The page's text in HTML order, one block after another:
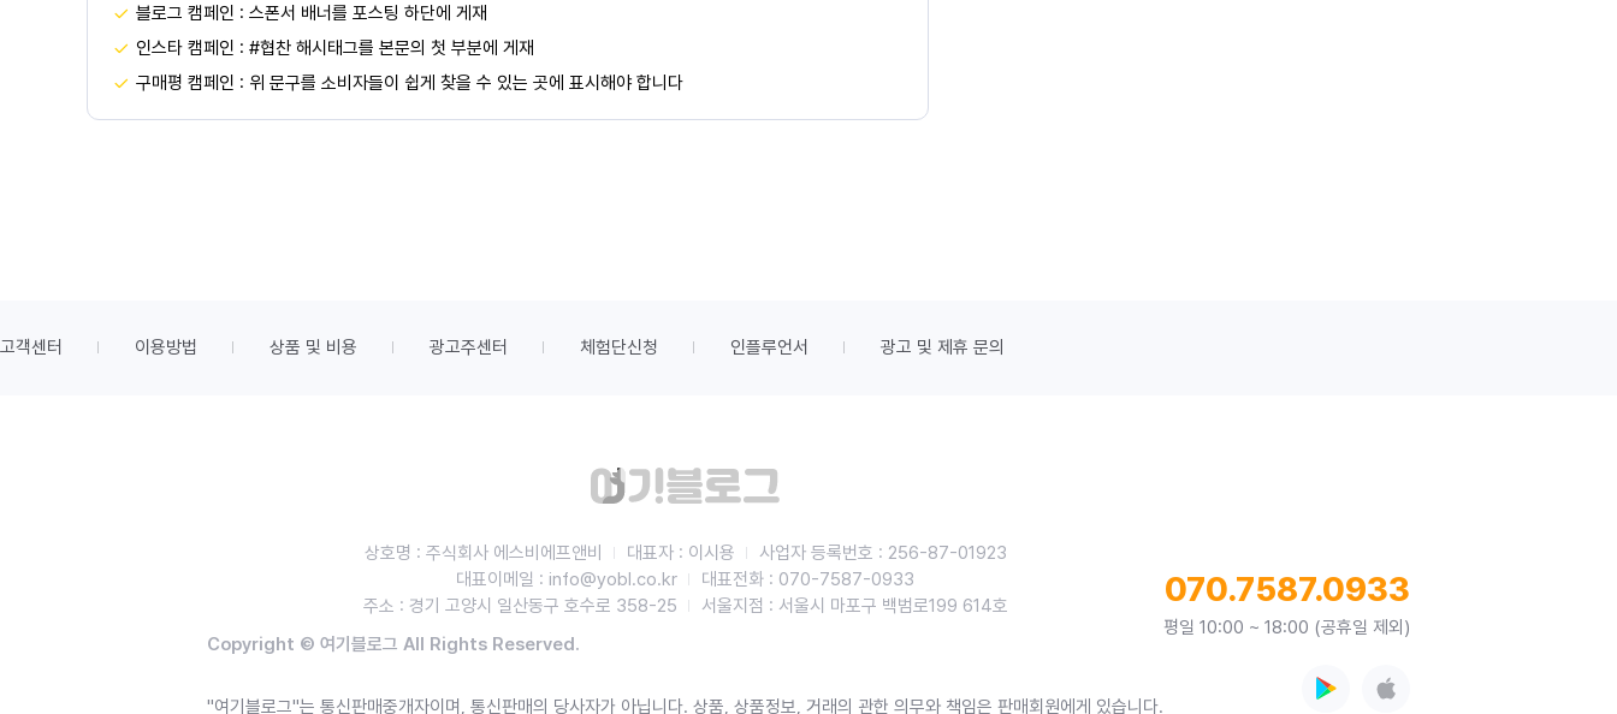
블로그 캠페인 : 스폰서 배너를 포스팅 하단에 게재
인스타 캠페인 : #협찬 해시태그를 본문의 첫 부분에 게재
구매평 캠페인 : 위 문구를 소비자들이 쉽게 찾을 수 있는 곳에 표시해야 합니다
고객센터 이용방법 상품 및 비용 광고주센터 체험단신청 인플루언서 광고 및 제휴 문의
상호명 : 주식회사 에스비에프앤비 대표자 : 이시용
사업자 등록번호 : 256-87-01923
대표이메일 : info@yobl.co.kr
대표전화 : 070-7587-0933
주소 : 경기 고양시 일산동구 호수로 358-25
서울지점 : 서울시 마포구 백범로199 614호
Copyright © 여기블로그 All Rights Reserved.
"여기블로그"는 통신판매중개자이며, 통신판매의 당사자가 아닙니다. 상품, 상품정보, 거래의 관한 의무와 책임은 판매회원에게 있습니다.
070.7587.0933
평일 10:00 ~ 18:00 (공휴일 제외)